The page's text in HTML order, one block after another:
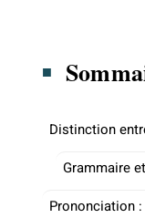
Distinction
Grammaire
Prononciation